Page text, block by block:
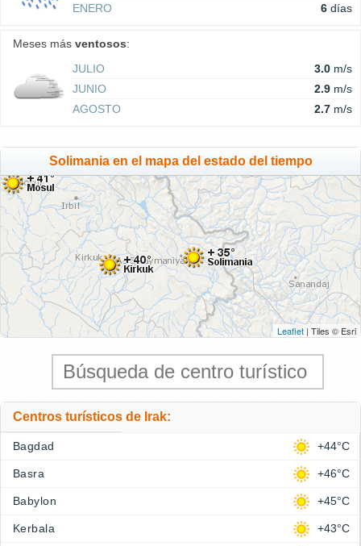
ENERO
6 días
Meses más ventosos:
JULIO
3.0 m/s
JUNIO
2.9 m/s
AGOSTO
2.7 m/s
Solimania en el mapa del estado del tiempo
Leaflet | Tiles © Esri
Centros turísticos de Irak:
Bagdad +44°C
Basra +46°C
Babylon +45°C
Kerbala +43°C